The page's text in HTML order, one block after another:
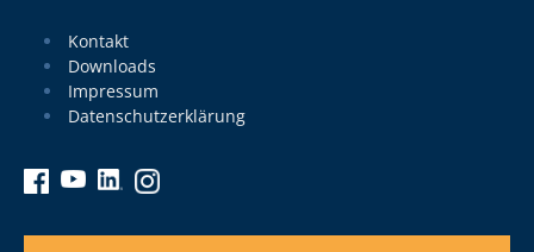
Kontakt
Downloads
Impressum
Datenschutzerklärung